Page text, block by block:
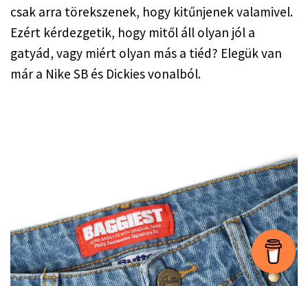
csak arra törekszenek, hogy kitűnjenek valamivel.
Ezért kérdezgetik, hogy mitől áll olyan jól a
gatyád, vagy miért olyan más a tiéd? Elegük van
már a Nike SB és Dickies vonalból.